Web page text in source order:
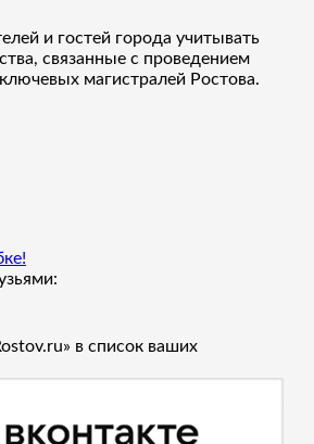
и гостей города учитывать
связанные с проведением
магистралей Ростова.
в список ваших